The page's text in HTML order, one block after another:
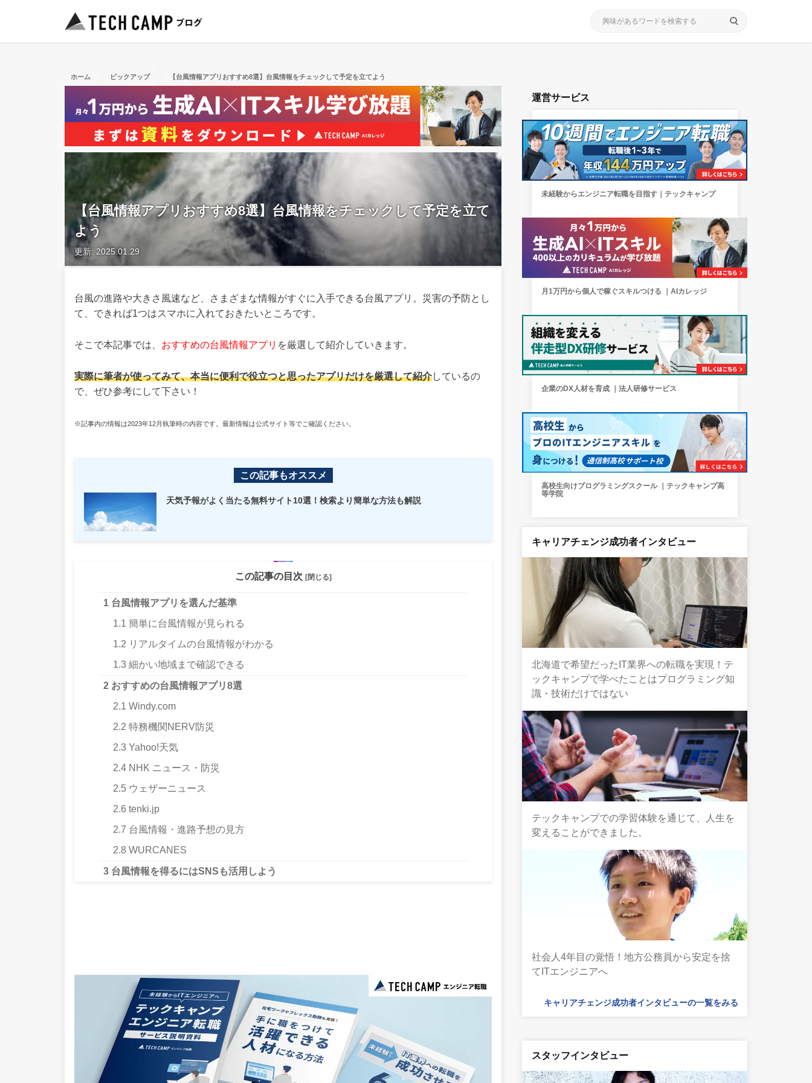
search
ホーム ピックアップ 【台風情報アプリおすすめ8選】台風情報をチェックして予定を立てよう
【台風情報アプリおすすめ8選】台風情報をチェックして予定を立て
よう
更新: 2025.01.29
台風の進路や大きさ風速など、さまざまな情報がすぐに入手できる台風アプリ。災害の予防とし
て、できれば1つはスマホに入れておきたいところです。
そこで本記事では、 おすすめの台風情報アプリ を厳選して紹介していきます。
実際に筆者が使ってみて、本当に便利で役立つと思ったアプリだけを厳選して紹介しているの
で、ぜひ参考にして下さい！
※記事内の情報は2023年12月執筆時の内容です。最新情報は公式サイト等でご確認ください。
この記事もオススメ
天気予報がよく当たる無料サイト10選！検索より簡単な方法も解説
この記事の目次 [閉じる]
1 台風情報アプリを選んだ基準
1.1 簡単に台風情報が見られる
1.2 リアルタイムの台風情報がわかる
1.3 細かい地域まで確認できる
2 おすすめの台風情報アプリ8選
2.1 Windy.com
2.2 特務機関NERV防災
2.3 Yahoo!天気
2.4 NHK ニュース・防災
2.5 ウェザーニュース
2.6 tenki.jp
2.7 台風情報・進路予想の見方
2.8 WURCANES
3 台風情報を得るにはSNSも活用しよう
運営サービス
未経験からエンジニア転職を目指す｜テックキャンプ
月1万円から個人で稼ぐスキルつける ｜AIカレッジ
企業のDX人材を育成 ｜法人研修サービス
高校生向けプログラミングスクール ｜テックキャンプ高
等学院
キャリアチェンジ成功者インタビュー
北海道で希望だったIT業界への転職を実現！テ
ックキャンプで学べたことはプログラミング知
識・技術だけではない
テックキャンプでの学習体験を通じて、人生を
変えることができました。
社会人4年目の覚悟！地方公務員から安定を捨
てITエンジニアへ
キャリアチェンジ成功者インタビューの一覧をみる
スタッフインタビュー